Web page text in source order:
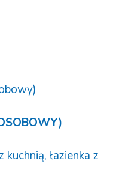
łazienka z